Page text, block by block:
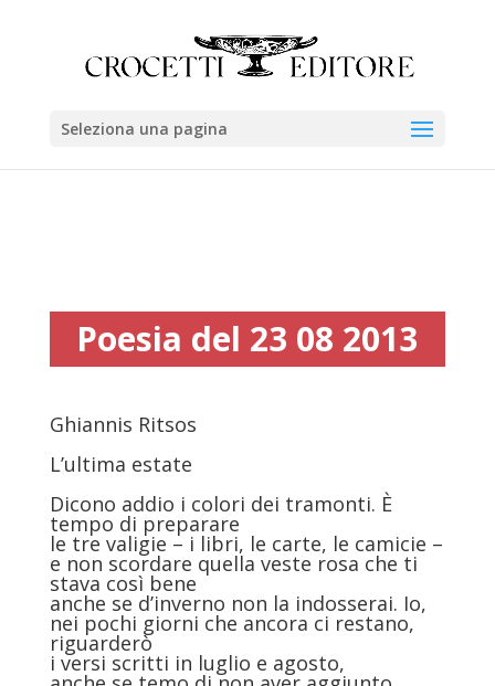
Seleziona una pagina
Poesia del 23 08 2013
Ghiannis Ritsos
L’ultima estate
Dicono addio i colori dei tramonti. È
tempo di preparare
le tre valigie – i libri, le carte, le camicie –
e non scordare quella veste rosa che ti
stava così bene
anche se d’inverno non la indosserai. Io,
nei pochi giorni che ancora ci restano,
riguarderò
i versi scritti in luglio e agosto,